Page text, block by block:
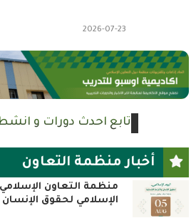
2026-07-23
تابع احدث دورات و
أخبار منظمة التعاون
منظمة التعاون الإسلامي
الإسلامي لحقوق الإنسان